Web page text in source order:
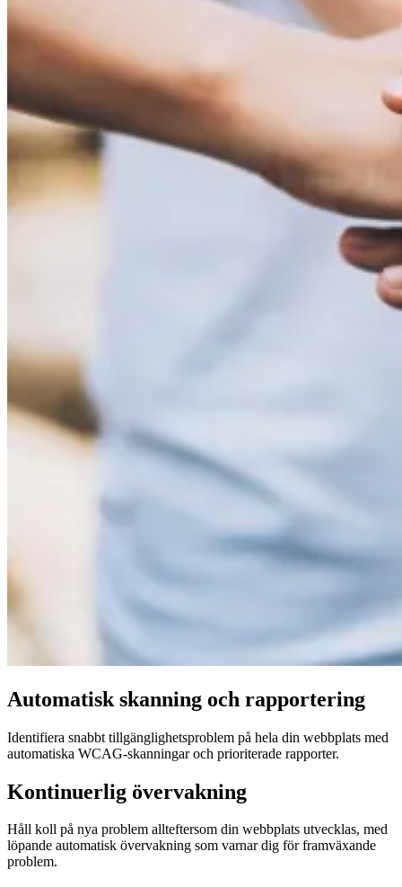
Automatisk skanning och rapportering
Identifiera snabbt tillgänglighetsproblem på hela din webbplats med
automatiska WCAG-skanningar och prioriterade rapporter.
Kontinuerlig övervakning
Håll koll på nya problem allteftersom din webbplats utvecklas, med
löpande automatisk övervakning som varnar dig för framväxande
problem.